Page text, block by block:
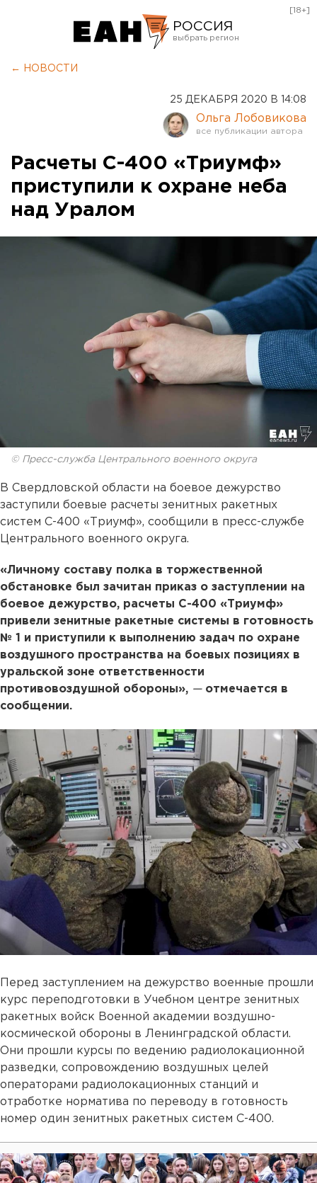
РОССИЯ
Курган
Оренбург
[18+]
← НОВОСТИ
25 ДЕКАБРЯ 2020 В 14:08
Ольга Лобовикова
Расчеты С-400 «Триумф»
приступили к охране неба
над Уралом
© Пресс-служба Центрального военного округа
В Свердловской области на боевое дежурство
заступили боевые расчеты зенитных ракетных
систем С-400 «Триумф», сообщили в пресс-службе
Центрального военного округа.
«Личному составу полка в торжественной
обстановке был зачитан приказ о заступлении на
боевое дежурство, расчеты С-400 «Триумф»
привели зенитные ракетные системы в готовность
№ 1 и приступили к выполнению задач по охране
воздушного пространства на боевых позициях в
уральской зоне ответственности
противовоздушной обороны», —отмечается в
сообщении.
Перед заступлением на дежурство военные прошли
курс переподготовки в Учебном центре зенитных
ракетных войск Военной академии воздушно-
космической обороны в Ленинградской области.
Они прошли курсы по ведению радиолокационной
разведки, сопровождению воздушных целей
операторами радиолокационных станций и
отработке норматива по переводу в готовность
номер один зенитных ракетных систем С-400.